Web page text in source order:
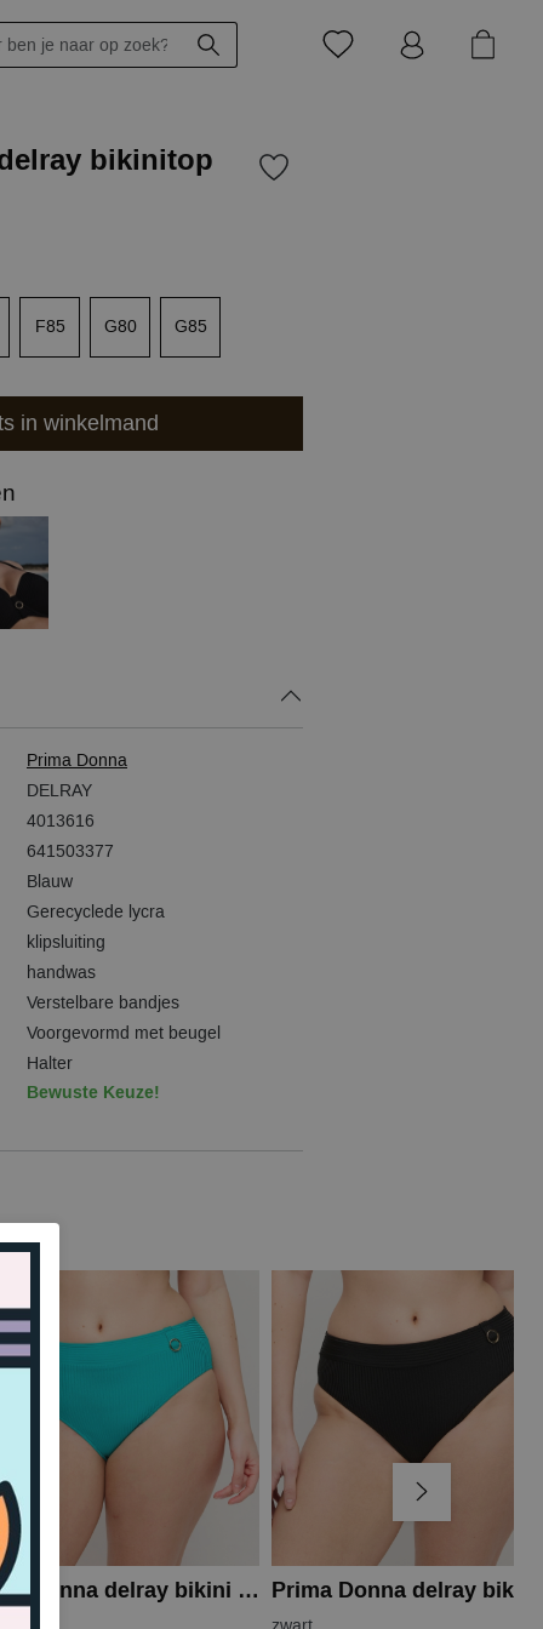
bikinitop
F85 G80 G85
in winkelmand
Prima Donna
DELRAY
4013616
641503377
Blauw
Gerecyclede lycra
klipsluiting
handwas
Verstelbare bandjes
Voorgevormd met beugel
Halter
Bewuste Keuze!
Prima Donna delray bikini slip